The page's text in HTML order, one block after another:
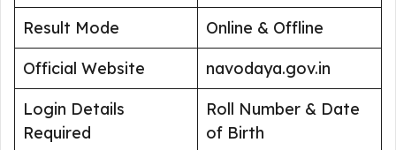
Result Mode
Online & Offline
Official Website
navodaya.gov.in
Login Details
Required
Roll Number & Date
of Birth